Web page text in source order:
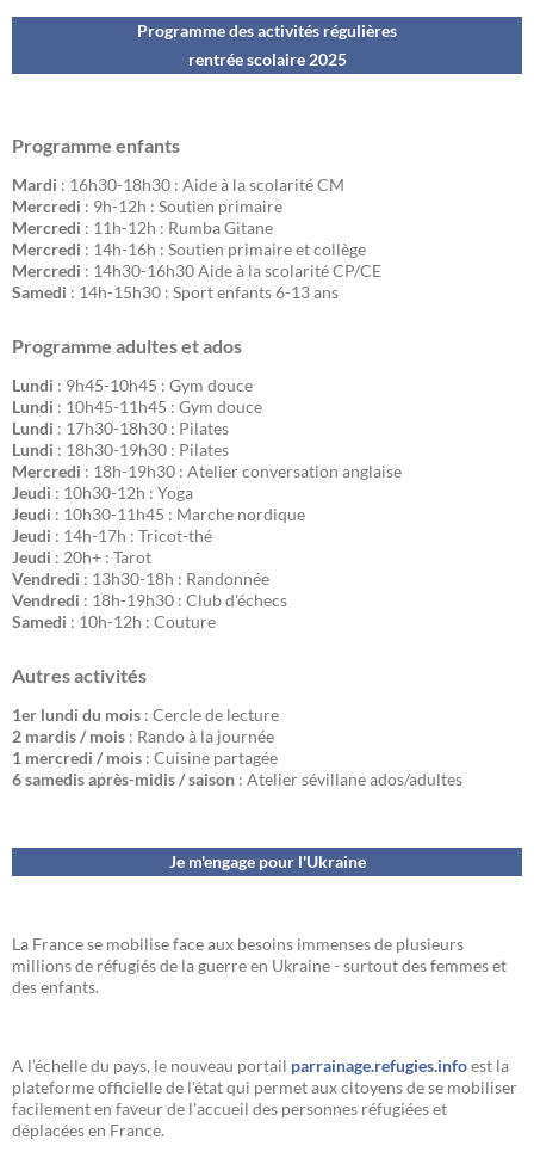
Programme des activités régulières
rentrée scolaire 2025
Programme enfants
Mardi : 16h30-18h30 : Aide à la scolarité CM
Mercredi : 9h-12h : Soutien primaire
Mercredi : 11h-12h : Rumba Gitane
Mercredi : 14h-16h : Soutien primaire et collège
Mercredi : 14h30-16h30 Aide à la scolarité CP/CE
Samedi : 14h-15h30 : Sport enfants 6-13 ans
Programme adultes et ados
Lundi : 9h45-10h45 : Gym douce
Lundi : 10h45-11h45 : Gym douce
Lundi : 17h30-18h30 : Pilates
Lundi : 18h30-19h30 : Pilates
Mercredi : 18h-19h30 : Atelier conversation anglaise
Jeudi : 10h30-12h : Yoga
Jeudi : 10h30-11h45 : Marche nordique
Jeudi : 14h-17h : Tricot-thé
Jeudi : 20h+ : Tarot
Vendredi : 13h30-18h : Randonnée
Vendredi : 18h-19h30 : Club d'échecs
Samedi : 10h-12h : Couture
Autres activités
1er lundi du mois : Cercle de lecture
2 mardis / mois : Rando à la journée
1 mercredi / mois : Cuisine partagée
6 samedis après-midis / saison : Atelier sévillane ados/adultes
Je m'engage pour l'Ukraine
La France se mobilise face aux besoins immenses de plusieurs
millions de réfugiés de la guerre en Ukraine - surtout des femmes et
des enfants.
A l’échelle du pays, le nouveau portail parrainage.refugies.infoest la
plateforme officielle de l'état qui permet aux citoyens de se mobiliser
facilement en faveur de l'accueil des personnes réfugiées et
déplacées en France.